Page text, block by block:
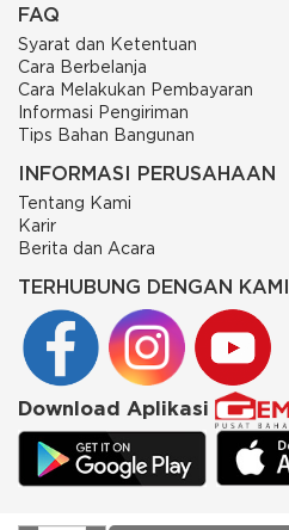
FAQ
Syarat dan Ketentuan
Cara Berbelanja
Cara Melakukan Pembayaran
Informasi Pengiriman
Tips Bahan Bangunan
INFORMASI PERUSAHAAN
Tentang Kami
Karir
Berita dan Acara
TERHUBUNG DENGAN KAMI
Download Aplikasi